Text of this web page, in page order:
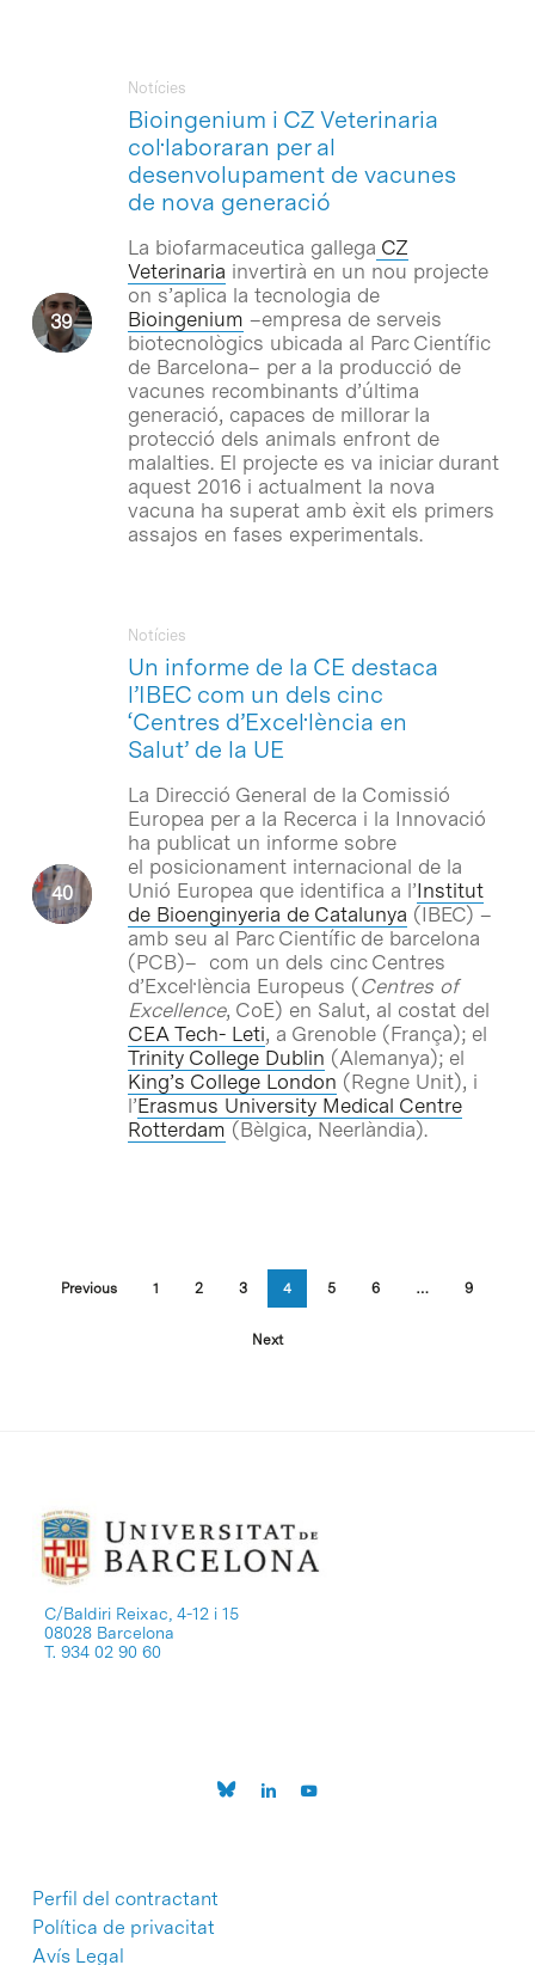
Bioingenium i CZ Veterinaria
col·laboraran per al
desenvolupament de vacunes
de nova generació
Notícies
La biofarmaceutica gallega CZ
Veterinaria invertirà en un nou projecte
on s’aplica la tecnologia de
Bioingenium –empresa de serveis
biotecnològics ubicada al Parc Científic
de Barcelona– per a la producció de
vacunes recombinants d’última
generació, capaces de millorar la
protecció dels animals enfront de
malalties. El projecte es va iniciar durant
aquest 2016 i actualment la nova
vacuna ha superat amb èxit els primers
assajos en fases experimentals.
Un informe de la CE destaca
l’IBEC com un dels cinc
‘Centres d’Excel·lència en
Salut’ de la UE
Notícies
La Direcció General de la Comissió
Europea per a la Recerca i la Innovació
ha publicat un informe sobre
el posicionament internacional de la
Unió Europea que identifica a l’Institut
de Bioenginyeria de Catalunya (IBEC) –
amb seu al Parc Científic de barcelona
(PCB)– com un dels cinc Centres
d’Excel·lència Europeus (Centres of
Excellence, CoE) en Salut, al costat del
CEA Tech- Leti, a Grenoble (França); el
Trinity College Dublin (Alemanya); el
King’s College London (Regne Unit), i
l’Erasmus University Medical Centre
Rotterdam (Bèlgica, Neerlàndia).
Previous 1 2 3 4 5 6 … 9
Next
C/Baldiri Reixac, 4-12 i 15
08028 Barcelona
T. 934 02 90 60
Perfil del contractant
Política de privacitat
Avís Legal